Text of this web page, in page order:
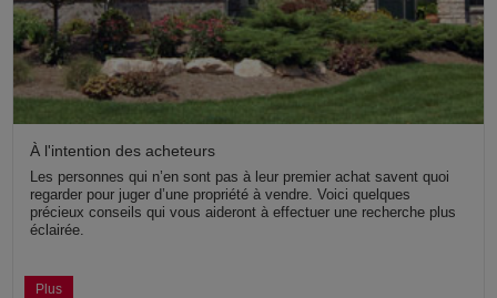
À l'intention des acheteurs
Les personnes qui n’en sont pas à leur premier achat savent quoi
regarder pour juger d’une propriété à vendre. Voici quelques
précieux conseils qui vous aideront à effectuer une recherche plus
éclairée.
Plus